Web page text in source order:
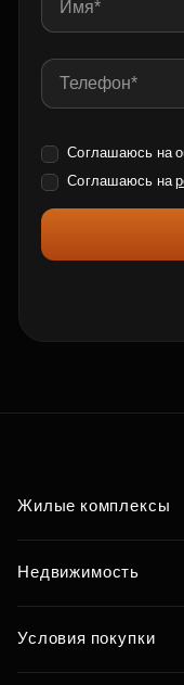
Соглашаюсь на
Соглашаюсь на
Жилые комплексы
Недвижимость
Условия покупки